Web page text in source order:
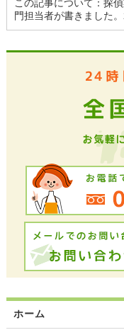
この記事について：探
門担当者が書きました
ホーム